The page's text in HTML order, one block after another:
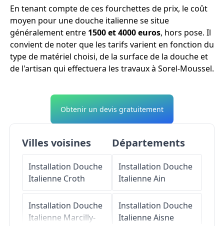
En tenant compte de ces fourchettes de prix, le coût
moyen pour une douche italienne se situe
généralement entre 1500 et 4000 euros, hors pose. Il
convient de noter que les tarifs varient en fonction du
type de matériel choisi, de la surface de la douche et
de l'artisan qui effectuera les travaux à Sorel-Moussel.
Obtenir un devis gratuitement
Villes voisines
Installation Douche
Italienne Croth
Installation Douche
Italienne Marcilly-
Départements
Installation Douche
ItalienneAin
Installation Douche
ItalienneAisne